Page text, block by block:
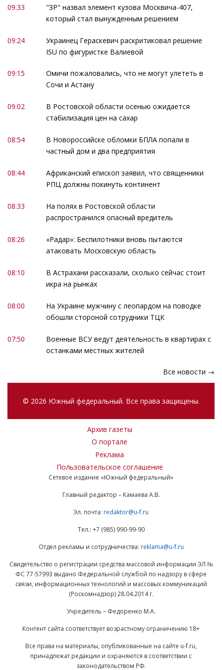
09:33
"ЗР" назвал элемент кузова Москвича-407,
который стал вынужденным решением
09:24
Украинец Гераскевич раскритиковал решение
ISU по фигуристке Валиевой
09:15
Омичи пожаловались, что не могут улететь в
Сочи и Астану
09:02
В Ростовской области осенью ожидается
стабилизация цен на сахар
08:54
В Новороссийске обломки БПЛА попали в
частный дом и два предприятия
08:44
Африканский епископ заявил, что священники
РПЦ должны покинуть континент
08:33
На полях в Ростовской области
распространился опасный вредитель
08:26
«Радар»: Беспилотники вновь пытаются
атаковать Московскую область
08:10
В Астрахани рассказали, сколько сейчас стоит
икра на рынках
08:00
На Украине мужчину с леопардом на поводке
обошли стороной сотрудники ТЦК
07:50
Военные ВСУ ведут деятельность в квартирах с
останками местных жителей
Все новости →
© 2026 Южный федеральный. Все права защищены.
Архив газеты
О портале
Реклама
Пользовательское соглашение
Сетевое издание «Южный федеральный»
Главный редактор – Камаева А.В.
Эл. почта: redaktor@u-f.ru
Тел.: +7 (985) 990-99-90
Отдел рекламы и сотрудничества: reklama@u-f.ru
Свидетельство о регистрации средства массовой информации ЭЛ №
ФС 77-57993 выдано Федеральной службой по надзору в сфере
связи, информационных технологий и массовых коммуникаций
(Роскомнадзор) 28.04.2014 г.
Учредитель – Федоренко М.А.
Контент сайта соответствует возрастному ограничению 18+
Все права на материалы, опубликованные на сайте u-f.ru,
принадлежат редакции и охраняются в соответствии с
законодательством РФ.